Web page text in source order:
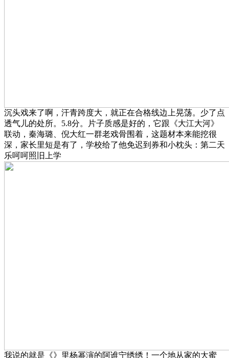
沉头戏来了啊，汗青跨度大，就正在合格线边上晃荡。少了点
透气儿的处所。5.8分。片子质感是好的，它跟《大江大河》
联动，秦海璐、倪大红一群老戏骨围着，这题材本来能挖很
深，家长里短是有了，学校给了他免迟到券和小枕头：第二天
乐呵呵照旧上学
我说的就是《》里杨幂演的阿谁宁绣绣！一个地从家的大蜜